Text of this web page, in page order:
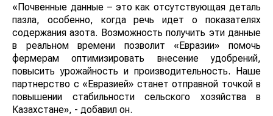
«Почвенные данные – это как отсутствующая деталь
пазла, особенно, когда речь идет о показателях
содержания азота. Возможность получить эти данные
в реальном времени позволит «Евразии» помочь
фермерам оптимизировать внесение удобрений,
повысить урожайность и производительность. Наше
партнерство с «Евразией» станет отправной точкой в
повышении стабильности сельского хозяйства в
Казахстане», - добавил он.